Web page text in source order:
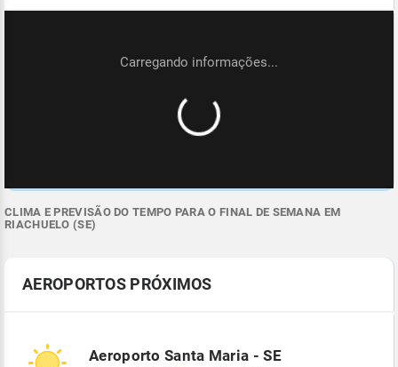
CLIMA E PREVISÃO DO TEMPO PARA O FINAL DE SEMANA EM
RIACHUELO (SE)
AEROPORTOS PRÓXIMOS
Aeroporto Santa Maria - SE